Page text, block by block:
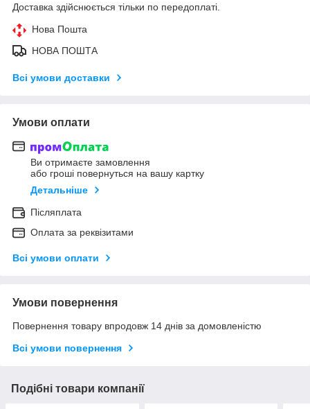
Доставка здійснюється тільки по передоплаті.
Нова Пошта
НОВА ПОШТА
Всі умови доставки
Умови оплати
Ви отримаєте замовлення
або гроші повернуться на вашу картку
Детальніше
Післяплата
Оплата за реквізитами
Всі умови оплати
Умови повернення
Повернення товару впродовж 14 днів за домовленістю
Всі умови повернення
Подібні товари компанії